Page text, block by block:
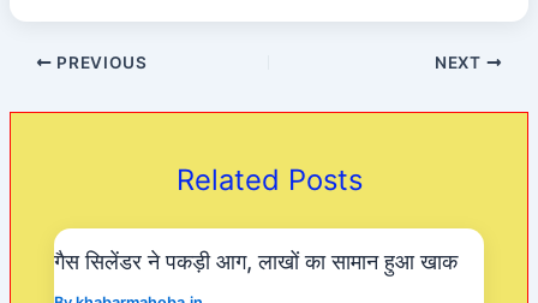
c
b
k
at
A
a
m
PREVIOUS NEXT
Related Posts
गैस सिलेंडर ने पकड़ी आग, लाखों का सामान हुआ खाक